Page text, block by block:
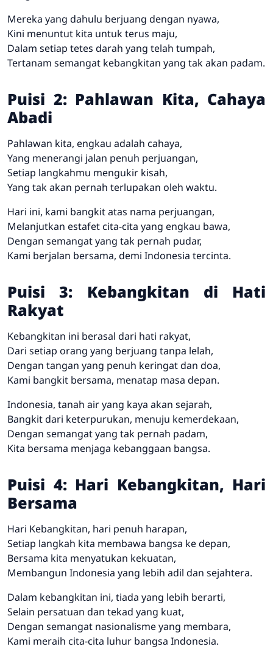
Mereka yang dahulu berjuang dengan nyawa,
Kini menuntut kita untuk terus maju,
Dalam setiap tetes darah yang telah tumpah,
Tertanam semangat kebangkitan yang tak akan padam.
Puisi 2: Pahlawan Kita, Cahaya
Abadi
Pahlawan kita, engkau adalah cahaya,
Yang menerangi jalan penuh perjuangan,
Setiap langkahmu mengukir kisah,
Yang tak akan pernah terlupakan oleh waktu.
Hari ini, kami bangkit atas nama perjuangan,
Melanjutkan estafet cita-cita yang engkau bawa,
Dengan semangat yang tak pernah pudar,
Kami berjalan bersama, demi Indonesia tercinta.
Puisi 3: Kebangkitan di Hati
Rakyat
Kebangkitan ini berasal dari hati rakyat,
Dari setiap orang yang berjuang tanpa lelah,
Dengan tangan yang penuh keringat dan doa,
Kami bangkit bersama, menatap masa depan.
Indonesia, tanah air yang kaya akan sejarah,
Bangkit dari keterpurukan, menuju kemerdekaan,
Dengan semangat yang tak pernah padam,
Kita bersama menjaga kebanggaan bangsa.
Puisi 4: Hari Kebangkitan, Hari
Bersama
Hari Kebangkitan, hari penuh harapan,
Setiap langkah kita membawa bangsa ke depan,
Bersama kita menyatukan kekuatan,
Membangun Indonesia yang lebih adil dan sejahtera.
Dalam kebangkitan ini, tiada yang lebih berarti,
Selain persatuan dan tekad yang kuat,
Dengan semangat nasionalisme yang membara,
Kami meraih cita-cita luhur bangsa Indonesia.